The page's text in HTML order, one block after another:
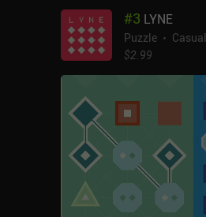
#3 LYNE
Puzzle
Casual
$2.99